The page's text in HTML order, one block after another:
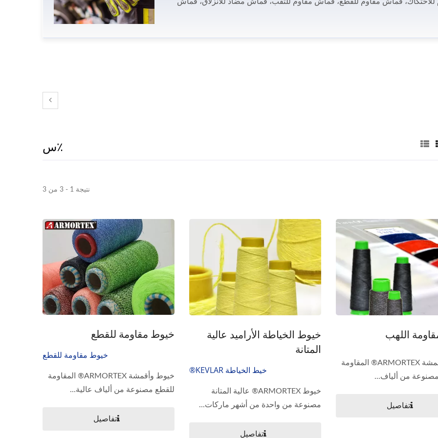
٪س
نتيجة 1 - 3 من 3
اللهب
خيوط وأقمشة ARMORTEX® المقاومة
مصنوعة من ألياف...
تفاصيل
خيوط الخياطة الأراميد عالية
المتانة
خيط الخياطة KEVLAR®
خيوط ARMORTEX® عالية المتانة
مصنوعة من واحدة من أشهر ماركات...
تفاصيل
خيوط مقاومة للقطع
خيوط مقاومة للقطع
خيوط وأقمشة ARMORTEX® المقاومة
للقطع مصنوعة من ألياف عالية...
تفاصيل